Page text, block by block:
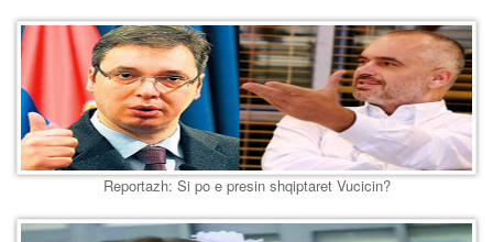
Reportazh: Si po e presin shqiptaret Vucicin?